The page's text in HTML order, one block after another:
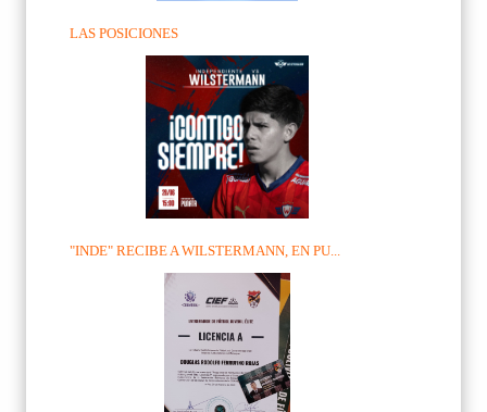
LAS POSICIONES
"INDE" RECIBE A WILSTERMANN, EN PU...